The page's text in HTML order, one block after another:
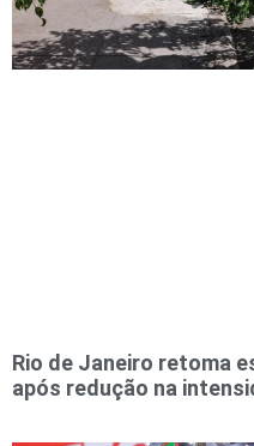
Rio de Janeiro retoma
após redução na